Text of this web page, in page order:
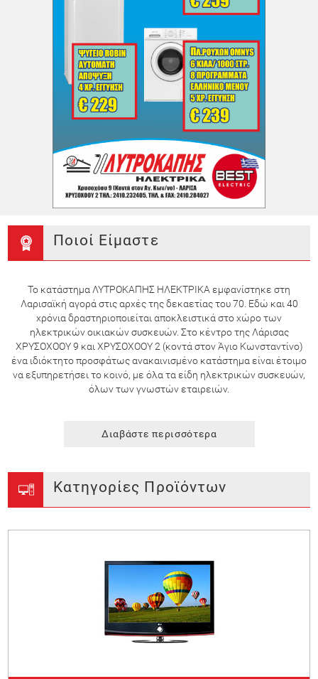
Ποιοί Είμαστε
Το κατάστημα ΛΥΤΡΟΚΑΠΗΣ ΗΛΕΚΤΡΙΚΑ εμφανίστηκε στη
Λαρισαϊκή αγορά στις αρχές της δεκαετίας του 70. Εδώ και 40
χρόνια δραστηριοποιείται αποκλειστικά στο χώρο των
ηλεκτρικών οικιακών συσκευών. Στο κέντρο της Λάρισας
ΧΡΥΣΟΧΟΟΥ 9 και ΧΡΥΣΟΧΟΟΥ 2 (κοντά στον Άγιο Κωνσταντίνο)
ένα ιδιόκτητο προσφάτως ανακαινισμένο κατάστημα είναι έτοιμο
να εξυπηρετήσει το κοινό, με όλα τα είδη ηλεκτρικών συσκευών,
όλων των γνωστών εταιρειών.
Διαβάστε περισσότερα
Κατηγορίες Προϊόντων